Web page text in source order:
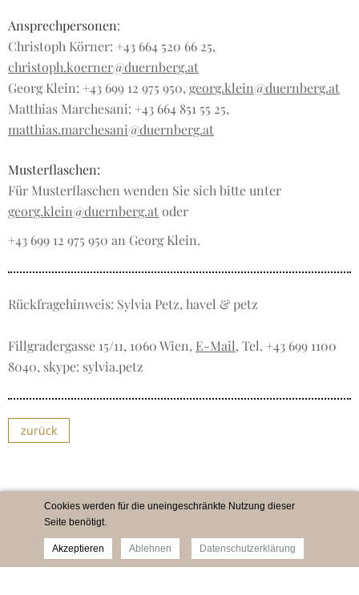
Ansprechpersonen:
Christoph Körner: +43 664 520 66 25,
christoph.koerner@duernberg.at
Georg Klein: +43 699 12 975 950,georg.klein@duernberg.at
Matthias Marchesani: +43 664 851 55 25,
matthias.marchesani@duernberg.at
Musterflaschen:
Für Musterflaschen wenden Sie sich bitte unter
georg.klein@duernberg.atoder
+43 699 12 975 950 an Georg Klein.
Rückfragehinweis: Sylvia Petz, havel & petz
Fillgradergasse 15/11, 1060 Wien, E-Mail, Tel. +43 699 1100
8040, skype: sylvia.petz
zurück
Impressum Newsletter Datenschutz
Cookies werden für die uneingeschränkte Nutzung dieser
Seite benötigt.
Akzeptieren Ablehnen Datenschutzerklärung